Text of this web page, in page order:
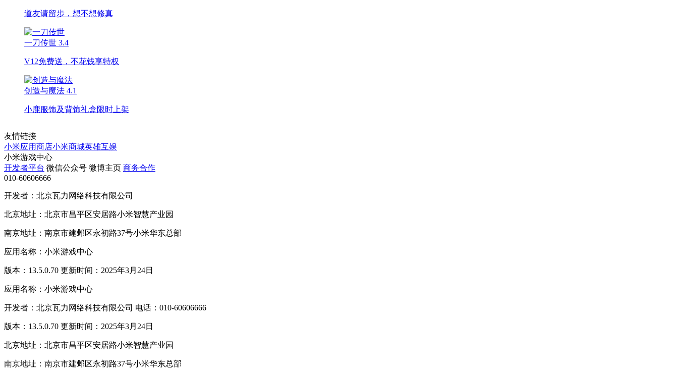
道友请留步，想不想修真
一刀传世 3.4
V12免费送，不花钱享特权
创造与魔法 4.1
小鹿服饰及背饰礼盒限时上架
友情链接
小米应用商店小米商城英雄互娱
小米游戏中心
开发者平台 微信公众号 微博主页 商务合作
010-60606666
开发者：北京瓦力网络科技有限公司
北京地址：北京市昌平区安居路小米智慧产业园
南京地址：南京市建邺区永初路37号小米华东总部
应用名称：小米游戏中心
版本：13.5.0.70 更新时间：2025年3月24日
应用名称：小米游戏中心
开发者：北京瓦力网络科技有限公司 电话：010-60606666
版本：13.5.0.70 更新时间：2025年3月24日
北京地址：北京市昌平区安居路小米智慧产业园
南京地址：南京市建邺区永初路37号小米华东总部